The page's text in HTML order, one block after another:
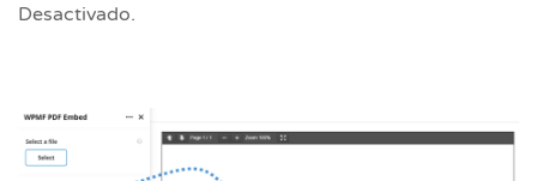
Desactivado.